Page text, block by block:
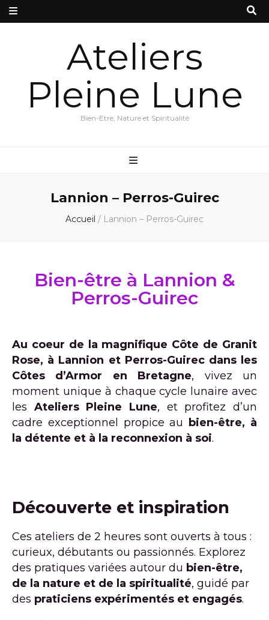
Ateliers
Pleine Lune
Bien-Etre, Nature et Spiritualité
Lannion – Perros-Guirec
Accueil / Lannion – Perros-Guirec
Bien-être à Lannion &
Perros-Guirec
Au coeur de la magnifique Côte de Granit
Rose, à Lannion et Perros-Guirec dans les
Côtes d’Armor en Bretagne, vivez un
moment unique à chaque cycle lunaire avec
les Ateliers Pleine Lune, et profitez d’un
cadre exceptionnel propice au
bien-être, à
la détente et à la reconnexion à soi.
Découverte et inspiration
Ces ateliers de 2 heures sont ouverts à tous :
curieux, débutants ou passionnés. Explorez
des pratiques variées autour du bien-être,
de la nature et de la spiritualité, guidé par
des praticiens expérimentés et engagés.